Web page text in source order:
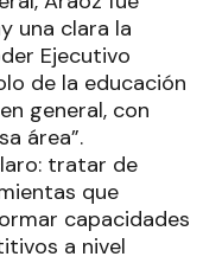
una clara la
Ejecutivo
de la educación
general, con
área”.
tratar de
que
capacidades
a nivel